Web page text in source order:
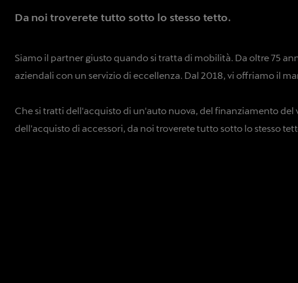
Da noi troverete tutto sotto lo stesso tetto.
Siamo il partner giusto quando si tratta di mobilità. Da oltre 75
aziendali con un servizio di eccellenza. Dal 2018, vi offriamo il
Che si tratti dell'acquisto di un'auto nuova, del finanziamento
dell'acquisto di accessori, da noi troverete tutto sotto lo stesso